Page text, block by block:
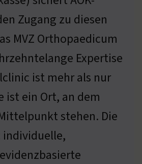
Zugang zu diesen
MVZ Orthopaedicum
Expertise
ist mehr als nur
ist ein Ort, an dem
stehen. Die